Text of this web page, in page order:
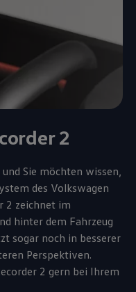
2
Sie möchten wissen,
des Volkswagen
2 zeichnet im
hinter dem Fahrzeug
sogar noch in besserer
Perspektiven.
2 gern bei Ihrem